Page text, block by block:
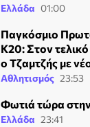
Ελλάδα 01:00
Παγκόσμιο
Κ20: Στον
ο Τζαμτζής με
Αθλητισμός 23:53
Φωτιά τώρα
Ελλάδα 23:41